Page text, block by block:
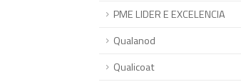
PME LIDER E EXCELENCIA
Qualanod
Qualicoat